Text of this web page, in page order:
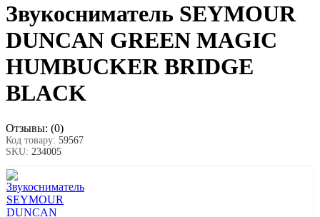
Звукосниматель SEYMOUR
DUNCAN GREEN MAGIC
HUMBUCKER BRIDGE
BLACK
Отзывы: (0)
Код товару: 59567
SKU: 234005